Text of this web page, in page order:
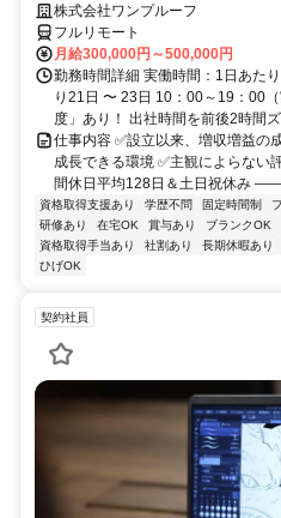
株式会社ワンプルーフ
フルリモート
月給300,000円～500,000円
勤務時間詳細 実働時間：1日あた
り21日 〜 23日 10：00～19：00
度」あり！ 出社時間を前後2時間
仕事内容 ✅設立以来、増収増益の
成長できる環境 ✅主観によらない
間休日平均128日＆土日祝
資格取得支援あり 学歴不問 固定時間制
研修あり
在宅OK 賞与あり ブランクOK
資格取得手当あり
社割あり 長期休暇あり
ひげOK
契約社員